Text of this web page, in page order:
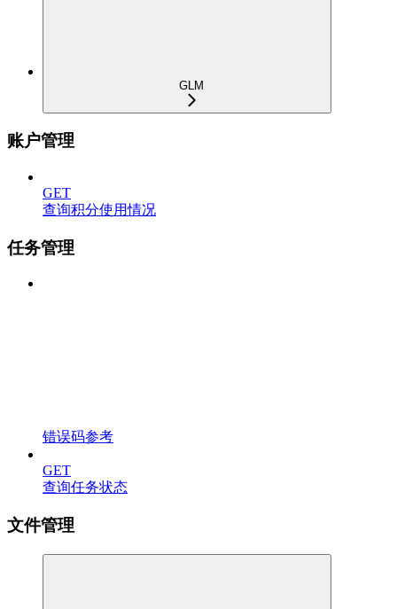
GLM
账户管理
GET
查询积分使用情况
任务管理
错误码参考
GET
查询任务状态
文件管理